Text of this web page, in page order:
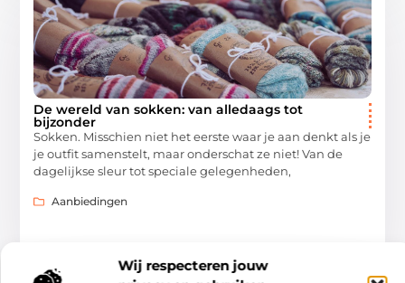
Wij respecteren jouw
De wereld van sokken: van alledaags tot
bijzonder
Sokken. Misschien niet het eerste waar je aan denkt als je
je outfit samenstelt, maar onderschat ze niet! Van de
dagelijkse sleur tot speciale gelegenheden,
Aanbiedingen